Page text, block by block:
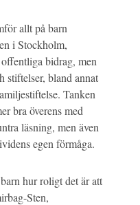
allt på barn
i Stockholm,
bidrag, men
stiftelser, bland annat
Tanken
bra överens med
läsning, men även
egen förmåga.
hur roligt det är att
Sten,